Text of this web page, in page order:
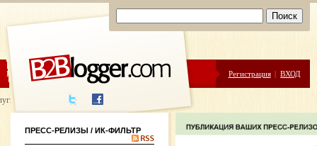
ЦЕНЫ ПОМОЩЬ Регистрация | ВХОД
написания
ПРЕСС-РЕЛИЗЫ / ИК-ФИЛЬТР